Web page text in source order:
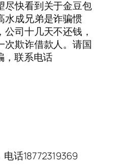
尽快看到关于金豆包
水成兄弟是诈骗惯
司十几天不还钱，
次欺诈借款人。请国
，联系电话
话18772319369